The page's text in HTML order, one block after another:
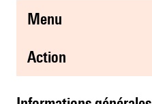
menu
action